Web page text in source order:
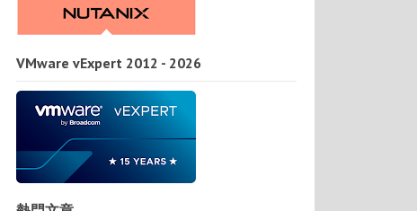
VMware vExpert 2012 - 2026